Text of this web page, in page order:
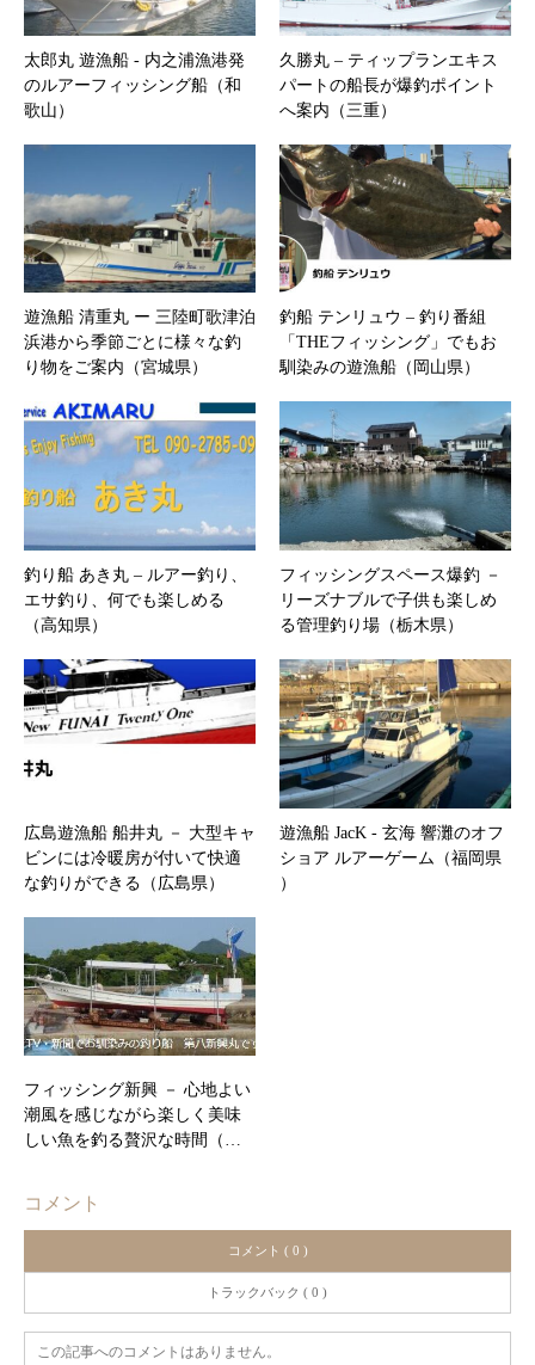
太郎丸 遊漁船 ‐ 内之浦漁港発
のルアーフィッシング船（和
歌山）
久勝丸 – ティップランエキス
パートの船長が爆釣ポイント
へ案内（三重）
遊漁船 清重丸 ー 三陸町歌津泊
浜港から季節ごとに様々な釣
り物をご案内（宮城県）
釣船 テンリュウ – 釣り番組
「THEフィッシング」でもお
馴染みの遊漁船（岡山県）
釣り船 あき丸 – ルアー釣り、
エサ釣り、何でも楽しめる
（高知県）
フィッシングスペース爆釣 －
リーズナブルで子供も楽しめ
る管理釣り場（栃木県）
広島遊漁船 船井丸 － 大型キャ
ビンには冷暖房が付いて快適
な釣りができる（広島県）
遊漁船 JacK ‐ 玄海 響灘のオフ
ショア ルアーゲーム（福岡県
）
フィッシング新興 － 心地よい
潮風を感じながら楽しく美味
しい魚を釣る贅沢な時間（…
コメント
コメント ( 0 )
トラックバック ( 0 )
この記事へのコメントはありません。